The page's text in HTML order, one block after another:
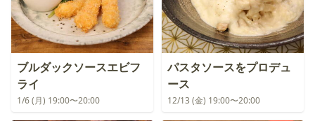
ブルダックソースエビフ
ライ
1/6 (月) 19:00〜20:00
パスタソースをプロデュ
ース
12/13 (金) 19:00〜20:00